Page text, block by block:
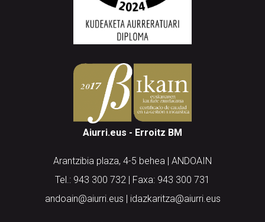
Aiurri.eus - Erroitz BM
Arantzibia plaza, 4-5 behea | ANDOAIN
Tel.: 943 300 732 | Faxa: 943 300 731
andoain@aiurri.eus | idazkaritza@aiurri.eus